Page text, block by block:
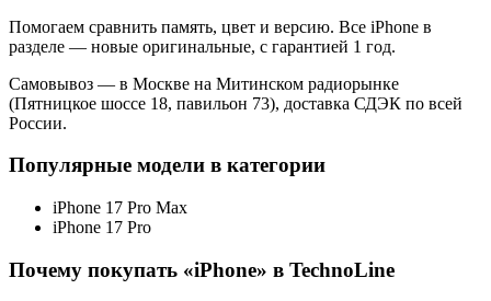
Помогаем сравнить память, цвет и версию. Все iPhone в
разделе — новые оригинальные, с гарантией 1 год.
Самовывоз — в Москве на Митинском радиорынке
(Пятницкое шоссе 18, павильон 73), доставка СДЭК по всей
России.
Популярные модели в категории
iPhone 17 Pro Max
iPhone 17 Pro
Почему покупать «iPhone» в TechnoLine